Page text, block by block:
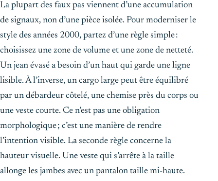
La plupart des faux pas viennent d’une accumulation
de signaux, non d’une pièce isolée. Pour moderniser le
style des années 2000, partez d’une règle simple :
choisissez une zone de volume et une zone de netteté.
Un jean évasé a besoin d’un haut qui garde une ligne
lisible. À l’inverse, un cargo large peut être équilibré
par un débardeur côtelé, une chemise près du corps ou
une veste courte. Ce n’est pas une obligation
morphologique ; c’est une manière de rendre
l’intention visible. La seconde règle concerne la
hauteur visuelle. Une veste qui s’arrête à la taille
allonge les jambes avec un pantalon taille mi-haute.